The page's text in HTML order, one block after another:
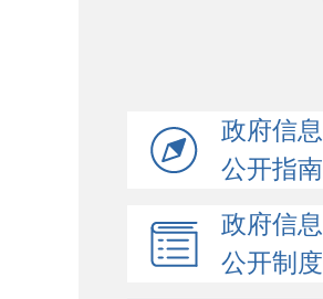
政府信息
公开指南
政府信息
公开制度